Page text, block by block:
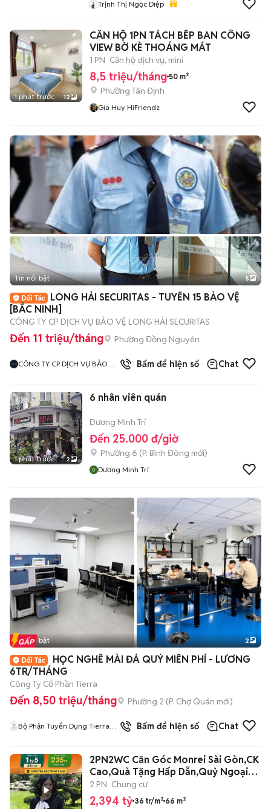
Trịnh Thị Ngọc Diệp
1 phút trước 12
CĂN HỘ 1PN TÁCH BẾP BAN CÔNG
VIEW BỜ KÈ THOÁNG MÁT
1 PN Căn hộ dịch vụ, mini
8,5 triệu/tháng 50 m²
Phường Tân Định
Gia Huy HiFriendz
Tin nổi bật 5
LONG HẢI SECURITAS - TUYỂN 15 BẢO VỆ
[BẮC NINH]
CÔNG TY CP DỊCH VỤ BẢO VỆ LONG HẢI SECURITAS
Đến 11 triệu/tháng Phường Đồng Nguyên
CÔNG TY CP DỊCH VỤ BẢO VỆ
Bấm để hiện số Chat
1 phút trước 2
6 nhân viên quán
Dương Minh Trí
Đến 25.000 đ/giờ
Phường 6 (P. Bình Đông mới)
Dương Minh Trí
Tin nổi bật 2
HỌC NGHỀ MÀI ĐÁ QUÝ MIỄN PHÍ - LƯƠNG
6TR/THÁNG
Công Ty Cổ Phần Tierra
Đến 8,50 triệu/tháng Phường 2 (P. Chợ Quán mới)
Bộ Phận Tuyển Dụng Tierra
Bấm để hiện số Chat
2PN2WC Căn Góc Monrei Sài Gòn,CK
Cao,Quà Tặng Hấp Dẫn,Quỷ Ngoại
giao
2 PN Chung cư
2,394 tỷ 36 tr/m² 66 m²